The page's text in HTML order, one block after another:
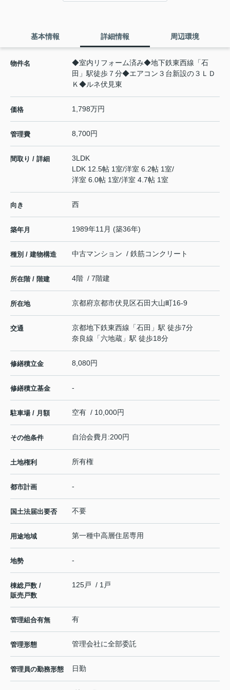
基本情報 詳細情報 周辺環境
物件名
◆室内リフォーム済み◆地下鉄東西線「石
田」駅徒歩７分◆エアコン３台新設の３ＬＤ
Ｋ◆ルネ伏見東
価格 1,798万円
管理費 8,700円
間取り / 詳細
3LDK
LDK 12.5帖 1室/洋室 6.2帖 1室/
洋室 6.0帖 1室/洋室 4.7帖 1室
向き 西
築年月 1989年11月 (築36年)
種別 / 建物構造 中古マンション / 鉄筋コンクリート
所在階 / 階建 4階 / 7階建
所在地 京都府京都市伏見区石田大山町16-9
交通 京都地下鉄東西線 「石田 」駅 徒歩7分
奈良線 「六地蔵 」駅 徒歩18分
修繕積立金 8,080円
修繕積立基金 -
駐車場 / 月額 空有 / 10,000円
その他条件 自治会費月:200円
土地権利 所有権
都市計画 -
国土法届出要否 不要
用途地域 第一種中高層住居専用
地勢 -
棟総戸数 /
販売戸数
125戸 / 1戸
管理組合有無 有
管理形態 管理会社に全部委託
管理員の勤務形態 日勤